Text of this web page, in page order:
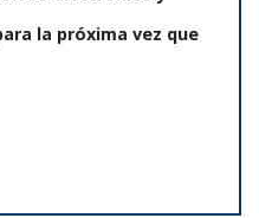
la próxima vez que